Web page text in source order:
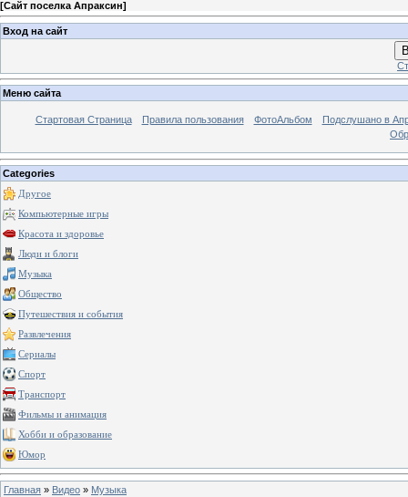
[Сайт поселка Апраксин]
Вход на сайт
Меню сайта
Стартовая Страница Правила пользования ФотоАльбом
Подслушано в
Categories
Другое
Компьютерные игры
Красота и здоровье
Люди и блоги
Музыка
Общество
Путешествия и события
Развлечения
Сериалы
Спорт
Транспорт
Фильмы и анимация
Хобби и образование
Юмор
Главная » Видео » Музыка